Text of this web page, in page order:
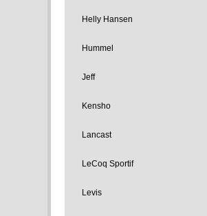
Helly Hansen
Hummel
Jeff
Kensho
Lancast
LeCoq Sportif
Levis